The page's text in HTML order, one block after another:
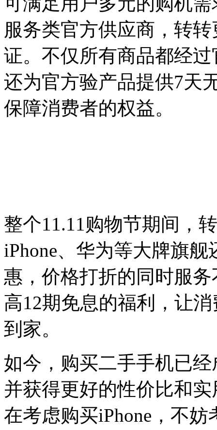
服务类官方供应商，转
证。不仅所有商品都经
还为官方验产品提供7天
保障消费者的权益。
整个11.11购物节期间，
iPhone、华为等大牌旗
惠，价格打折的同时服
高12期免息的福利，让
到家。
如今，购买二手手机已
并获得更好的性价比和
在考虑购买iPhone，不